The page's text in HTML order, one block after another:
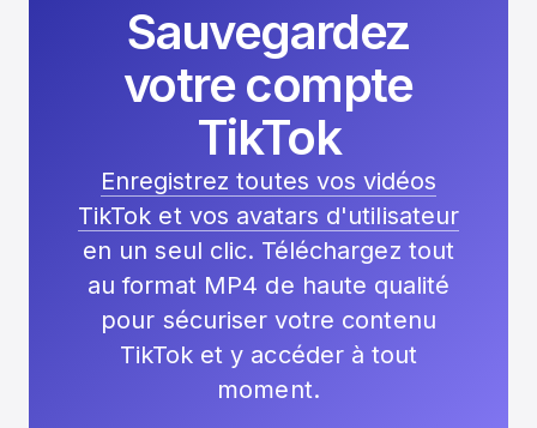
Sauvegardez
votre compte
TikTok
Enregistrez toutes vos vidéos
TikTok et vos avatars d'utilisateur
en un seul clic. Téléchargez tout
au format MP4 de haute qualité
pour sécuriser votre contenu
TikTok et y accéder à tout
moment.